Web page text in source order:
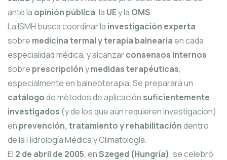
ante la opinión pública, la UEy la OMS.
La ISMH busca coordinar la investigación experta
sobre medicina termal y terapia balneariaen cada
especialidad médica, y alcanzarconsensos internos
sobre prescripciónymedidas terapéuticas,
especialmente en balneoterapia. Se preparará un
catálogode métodos de aplicación suficientemente
investigados (y de los que aún requieren investigación)
en prevención, tratamiento y rehabilitacióndentro
de la Hidrología Médica y Climatología.
El 2 de abril de 2005, enSzeged (Hungría), se celebró